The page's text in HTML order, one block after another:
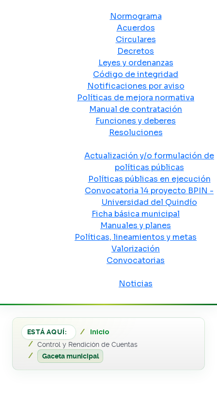
Normograma
Acuerdos
Circulares
Decretos
Leyes y ordenanzas
Código de integridad
Notificaciones por aviso
Políticas de mejora normativa
Manual de contratación
Funciones y deberes
Resoluciones
Actualización y/o formulación de
políticas públicas
Políticas públicas en ejecución
Convocatoria 14 proyecto BPIN -
Universidad del Quindío
Ficha básica municipal
Manuales y planes
Políticas, lineamientos y metas
Valorización
Convocatorias
Noticias
ESTÁ AQUÍ: Inicio
Control y Rendición de Cuentas
Gaceta municipal